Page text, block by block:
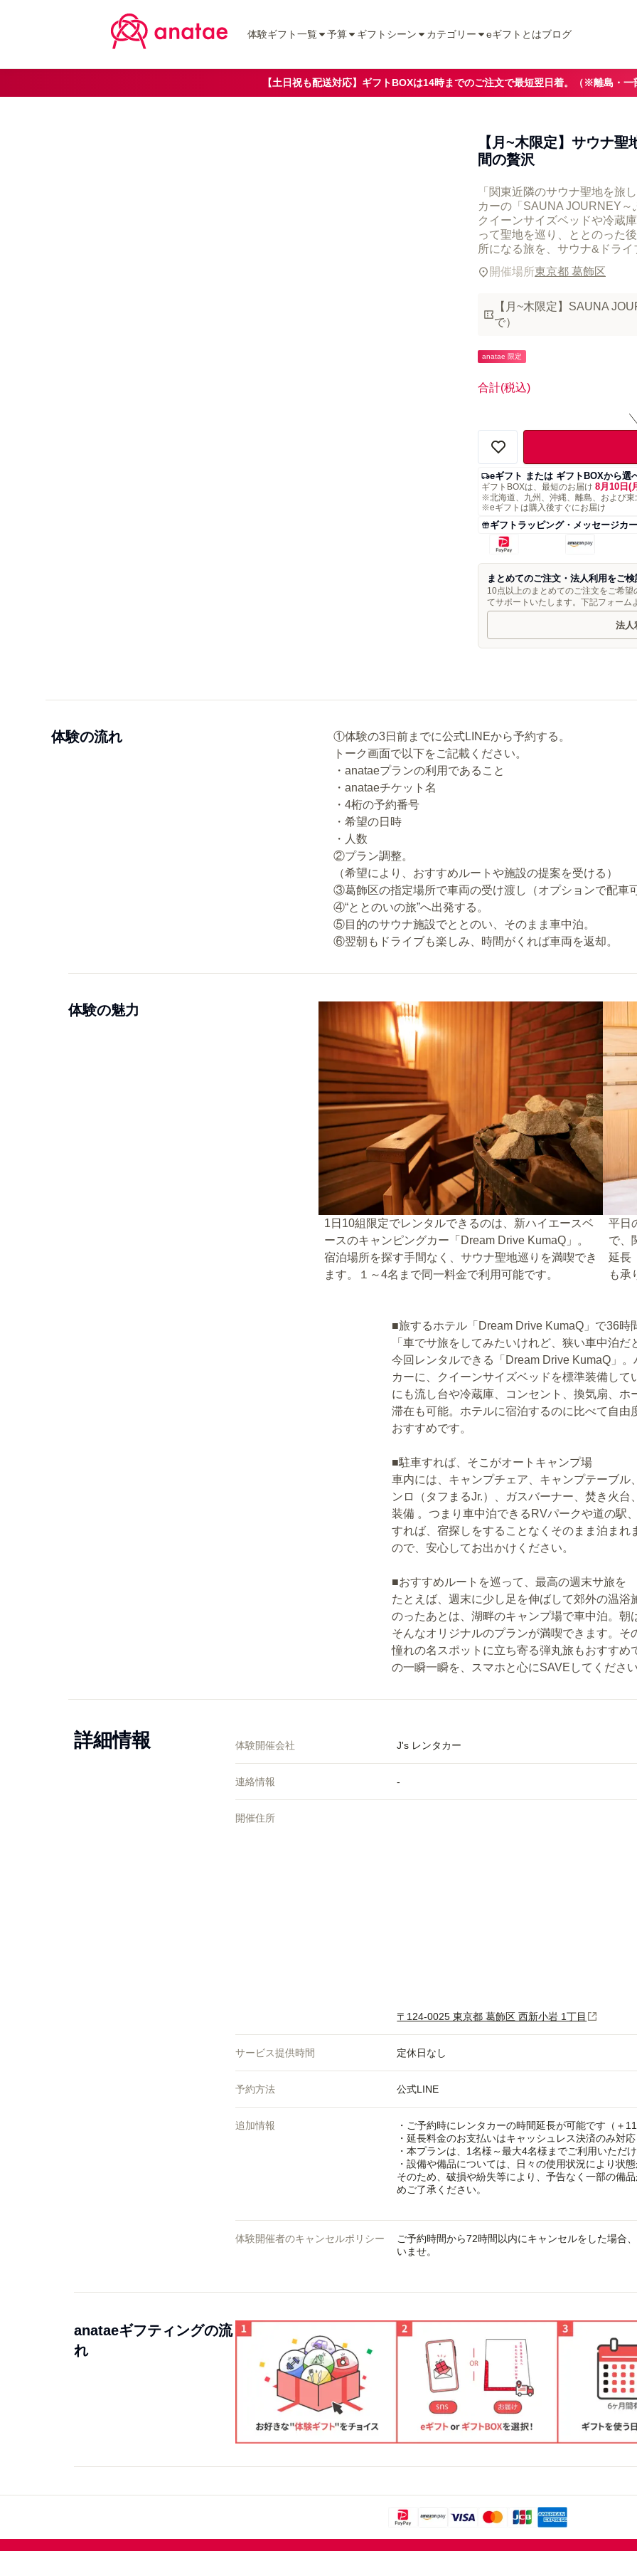
体験ギフト一覧 予算 ギフトシーン カテゴリー eギフトとはブログ
【土日祝も配送対応】ギフトBOXは14時までのご注文で最短翌日着。（※離島・一
【月~木限定】サウナ
間の贅沢
「関東近隣のサウナ聖地を旅
カーの「SAUNA JOURNEY～
クイーンサイズベッドや冷蔵
って聖地を巡り、ととのった
所になる旅を、サウナ&ドラ
開催場所東京都 葛飾区
【月~木限定】SAUNA
で）
anatae 限定
合計(税込)
eギフト または ギフトBOXから選
ギフトBOXは、最短のお届け 8月10日(
※北海道、九州、沖縄、離島、および
※eギフトは購入後すぐにお届け
ギフトラッピング・メッセージカ
まとめてのご注文・法人利用をご
10点以上のまとめてのご注文をご希
てサポートいたします。下記フォーム
法人
体験の流れ
①体験の3日前までに公式LINEから予約する。
トーク画面で以下をご記載ください。
・anataeプランの利用であること
・anataeチケット名
・4桁の予約番号
・希望の日時
・人数
②プラン調整。
（希望により、おすすめルートや施設の提案を受ける）
③葛飾区の指定場所で車両の受け渡し（オプションで配車
④“ととのいの旅”へ出発する。
⑤目的のサウナ施設でととのい、そのまま車中泊。
体験の魅力
1日10組限定でレンタルできるのは、新ハイエースベ
ースのキャンピングカー「Dream Drive KumaQ」。
宿泊場所を探す手間なく、サウナ聖地巡りを満喫でき
ます。１～4名まで同一料金で利用可能です。
平日
で、
延長
も承
■旅するホテル「Dream Drive KumaQ」で36時
「車でサ旅をしてみたいけれど、狭い車中泊
今回レンタルできる「Dream Drive KumaQ」
カーに、クイーンサイズベッドを標準装備し
にも流し台や冷蔵庫、コンセント、換気扇、
滞在も可能。ホテルに宿泊するのに比べて自
おすすめです。
■駐車すれば、そこがオートキャンプ場
車内には、キャンプチェア、キャンプテーブ
ンロ（タフまるJr.）、ガスバーナー、焚き火
装備 。つまり車中泊できるRVパークや道の駅
すれば、宿探しをすることなくそのまま泊ま
ので、安心してお出かけください。
■おすすめルートを巡って、最高の週末サ旅を
たとえば、週末に少し足を伸ばして郊外の温
のったあとは、湖畔のキャンプ場で車中泊。
そんなオリジナルのプランが満喫できます。
憧れの名スポットに立ち寄る弾丸旅もおすす
の一瞬一瞬を、スマホと心にSAVEしてくださ
詳細情報 体験開催会社 J's レンタカー
連絡情報 -
開催住所
〒124-0025 東京都 葛飾区 西新小岩 1丁目
サービス提供時間 定休日なし
予約方法 公式LINE
追加情報
・ご予約時にレンタカーの時間延長が可能です（＋
・延長料金のお支払いはキャッシュレス決済のみ対
・本プランは、1名様～最大4名様までご利用いただ
・設備や備品については、日々の使用状況により状
そのため、破損や紛失等により、予告なく一部の備
めご了承ください。
体験開催者のキャンセルポリシー
ご予約時間から72時間以内にキャンセルをした場合
いませ。
anataeギフティングの流
れ